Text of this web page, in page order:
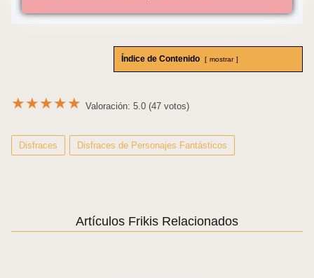
Índice de Contenido mostrar
★★★★★ Valoración: 5.0 (47 votos)
Disfraces Disfraces de Personajes Fantásticos
Artículos Frikis Relacionados